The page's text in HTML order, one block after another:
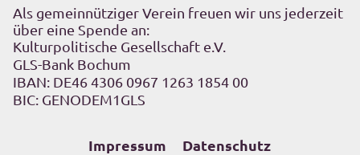
Als gemeinnütziger Verein freuen wir uns jederzeit
über eine Spende an:
Kulturpolitische Gesellschaft e.V.
GLS-Bank Bochum
IBAN: DE46 4306 0967 1263 1854 00
BIC: GENODEM1GLS
Impressum Datenschutz